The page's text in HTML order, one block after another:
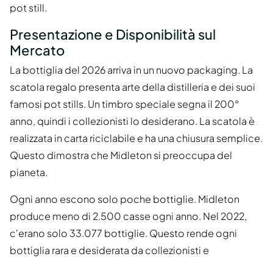
pot still.
Presentazione e Disponibilità sul
Mercato
La bottiglia del 2026 arriva in un nuovo packaging. La
scatola regalo presenta arte della distilleria e dei suoi
famosi pot stills. Un timbro speciale segna il 200°
anno, quindi i collezionisti lo desiderano. La scatola è
realizzata in carta riciclabile e ha una chiusura semplice.
Questo dimostra che Midleton si preoccupa del
pianeta.
Ogni anno escono solo poche bottiglie. Midleton
produce meno di 2.500 casse ogni anno. Nel 2022,
c'erano solo 33.077 bottiglie. Questo rende ogni
bottiglia rara e desiderata da collezionisti e